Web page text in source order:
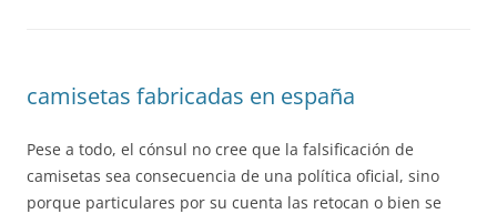
camisetas fabricadas en españa
Pese a todo, el cónsul no cree que la falsificación de
camisetas sea consecuencia de una política oficial, sino
porque particulares por su cuenta las retocan o bien se